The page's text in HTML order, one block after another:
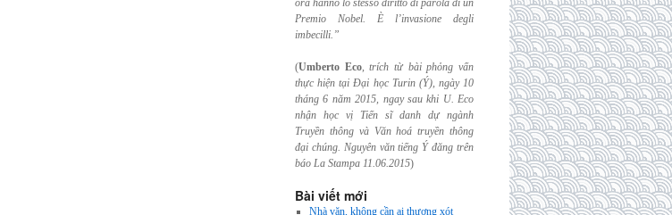
ora hanno lo stesso diritto di parola di un
Premio Nobel. È l’invasione degli
imbecilli.”
(Umberto Eco,trích từ bài phỏng vấn
thực hiện tại Đại học Turin (Ý), ngày 10
tháng 6 năm 2015, ngay sau khi U. Eco
nhận học vị Tiến sĩ danh dự ngành
Truyền thông và Văn hoá truyền thông
đại chúng. Nguyên văn tiếng Ý đăng trên
báo La Stampa 11.06.2015)
Bài viết mới
Nhà văn, không cần ai thương xót